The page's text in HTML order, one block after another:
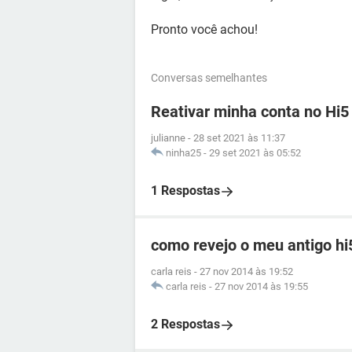
Pronto você achou!
Conversas semelhantes
Reativar minha conta no Hi5
julianne - 28 set 2021 às 11:37
ninha25 - 29 set 2021 às 05:52
1 Respostas
como revejo o meu antigo
carla reis - 27 nov 2014 às 19:52
carla reis - 27 nov 2014 às 19:55
2 Respostas